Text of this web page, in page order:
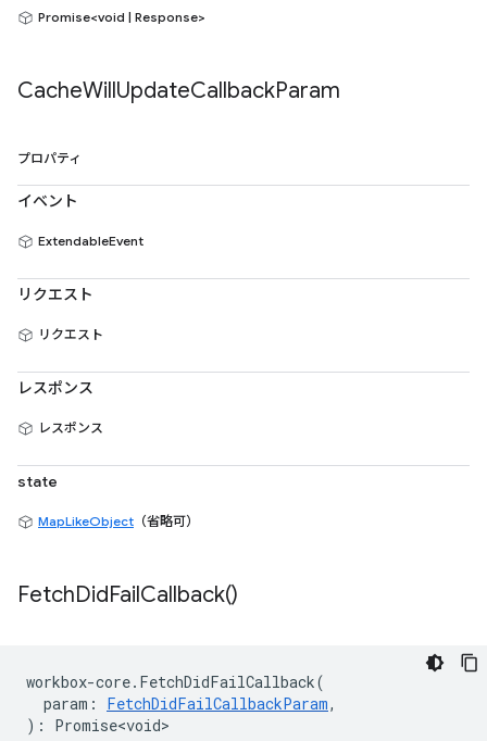
Promise<void | Response>
CacheWillUpdateCallbackParam
プロパティ
イベント
ExtendableEvent
リクエスト
リクエスト
レスポンス
レスポンス
state
MapLikeObject （省略可）
FetchDidFailCallback()
workbox-core. FetchDidFailCallback(
param : FetchDidFailCallbackParam,
) : Promise<void>